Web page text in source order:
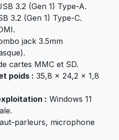
3.2 (Gen 1) Type-A.
3.2 (Gen 1) Type-C.
jack 3.5mm
cartes MMC et SD.
poids : 35,8 x 24,2 x 1,8
: Windows 11
parleurs, microphone